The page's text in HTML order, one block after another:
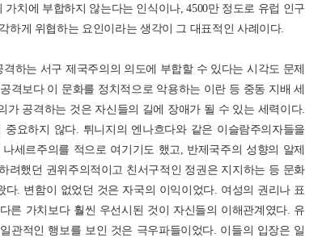
치에 부합하지 않는다는 인식이나, 4500만 정도로 유럽 인구
하게 위협하는 요인이라는 생각이 그 대표적인 사례이다.
하는 서구 제국주의의 의도에 부합할 수 있다는 시각도 문제
격보다 이 문화를 정치적으로 악용하는 이란 등 중동 지배 세
공격하는 것은 자신들의 길에 장애가 될 수 있는 세력이다.
요하지 않다. 튀니지의 엔나흐다와 같은 이슬람주의자들을
세르주의를 적으로 여기기도 했고, 반제국주의 성향의 알제
려했던 권위주의적이고 친서구적인 정권은 지지하는 등 문화
. 변함이 없었던 것은 자국의 이익이었다. 여성의 권리나 표
른 가치보다 훨씬 우선시된 것이 자신들의 이해관계였다. 유
관적인 행보를 보인 것은 극우파들이었다. 이들의 입장은 일